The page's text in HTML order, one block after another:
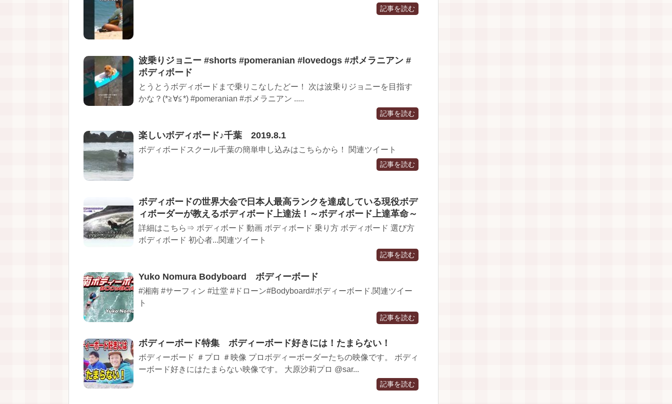
記事を読む
波乗りジョニー #shorts #pomeranian #lovedogs #ポメラニアン #
ボディボード
とうとうボディボードまで乗りこなしたどー！ 次は波乗りジョニーを目指す
かな？(*≧∀≦*) #pomeranian #ポメラニアン .....
記事を読む
楽しいボディボード♪千葉 2019.8.1
ボディボードスクール千葉の簡単申し込みはこちらから！ 関連ツイート
記事を読む
ボディボードの世界大会で日本人最高ランクを達成している現役ボデ
ィボーダーが教えるボディボード上達法！～ボディボード上達革命～
詳細はこちら⇒ ボディボード 動画 ボディボード 乗り方 ボディボード 選び方
ボディボード 初心者...関連ツイート
記事を読む
Yuko Nomura Bodyboard ボディーボード
#湘南 #サーフィン #辻堂 #ドローン#Bodyboard#ボディーボード.関連ツイー
ト
記事を読む
ボディーボード特集 ボディーボード好きには！たまらない！
ボディーボード ＃プロ ＃映像 プロボディーボーダーたちの映像です。 ボディ
ーボード好きにはたまらない映像です。 大原沙莉プロ @sar...
記事を読む